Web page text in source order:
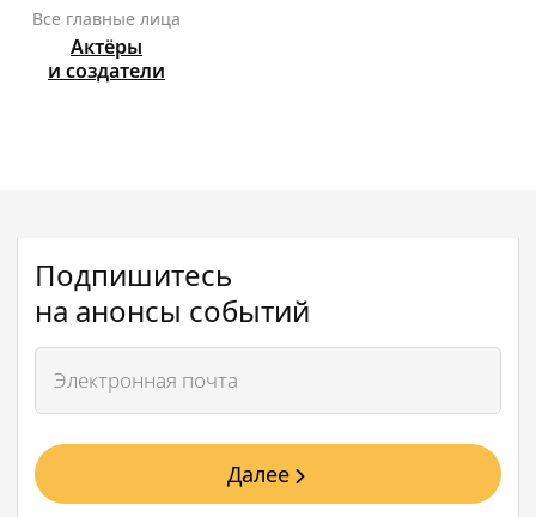
Все главные лица
Актёры
и создатели
Подпишитесь
на анонсы событий
Далее